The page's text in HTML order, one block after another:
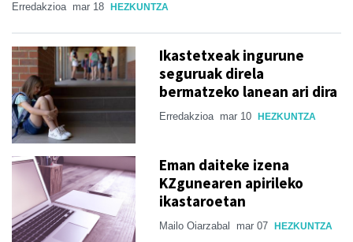
Erredakzioa mar 18 HEZKUNTZA
Ikastetxeak ingurune
seguruak direla
bermatzeko lanean ari dira
Erredakzioa mar 10 HEZKUNTZA
Eman daiteke izena
KZgunearen apirileko
ikastaroetan
Mailo Oiarzabal mar 07 HEZKUNTZA